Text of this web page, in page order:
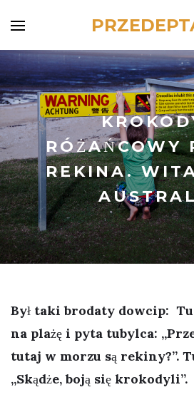
RÓŻAŃCOWY
REKINA.
Był taki brodaty dowcip:
na plażę i pyta tubylca:
tutaj w morzu są rekiny?”.
„Skądże, boją się krokodyli”.